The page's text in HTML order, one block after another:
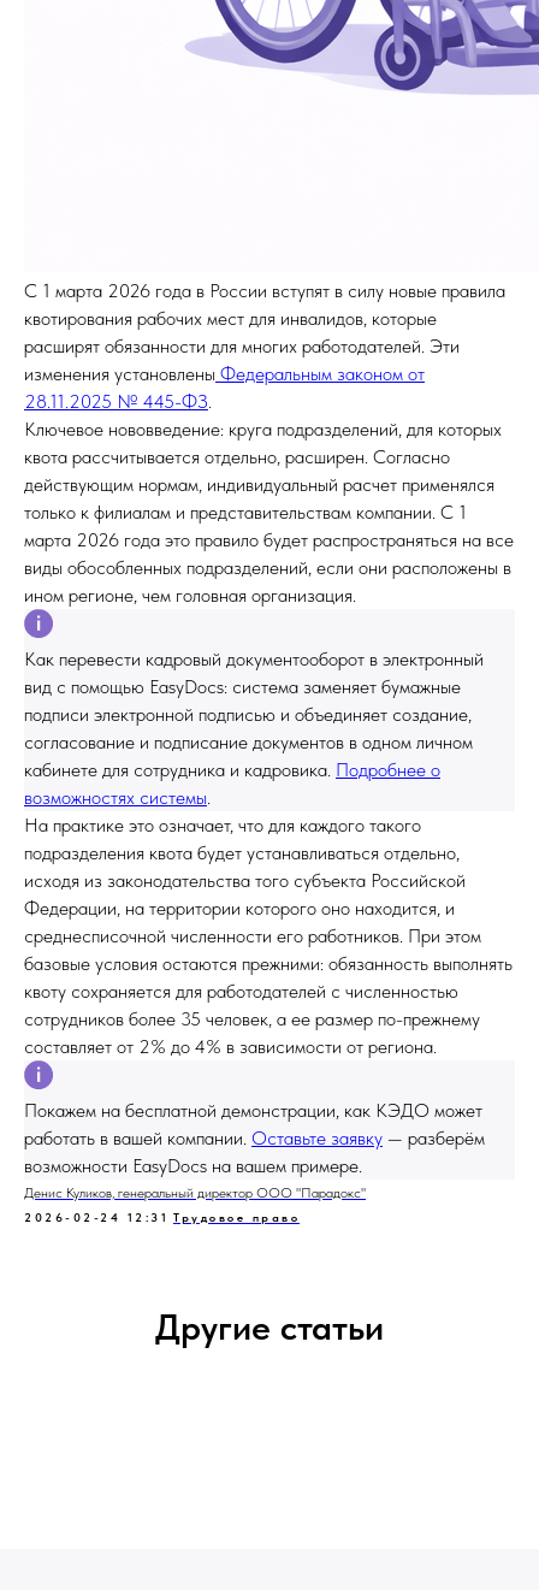
С 1 марта 2026 года в России вступят в силу новые правила
квотирования рабочих мест для инвалидов, которые
расширят обязанности для многих работодателей. Эти
изменения установлены Федеральным законом от
28.11.2025 № 445-ФЗ.
Ключевое нововведение: круга подразделений, для которых
квота рассчитывается отдельно, расширен. Согласно
действующим нормам, индивидуальный расчет применялся
только к филиалам и представительствам компании. С 1
марта 2026 года это правило будет распространяться на все
виды обособленных подразделений, если они расположены в
ином регионе, чем головная организация.
Как перевести кадровый документооборот в электронный
вид с помощью EasyDocs: система заменяет бумажные
подписи электронной подписью и объединяет создание,
согласование и подписание документов в одном личном
кабинете для сотрудника и кадровика. Подробнее о
возможностях системы.
На практике это означает, что для каждого такого
подразделения квота будет устанавливаться отдельно,
исходя из законодательства того субъекта Российской
Федерации, на территории которого оно находится, и
среднесписочной численности его работников. При этом
базовые условия остаются прежними: обязанность выполнять
квоту сохраняется для работодателей с численностью
сотрудников более 35 человек, а ее размер по-прежнему
составляет от 2% до 4% в зависимости от региона.
Покажем на бесплатной демонстрации, как КЭДО может
работать в вашей компании. Оставьте заявку — разберём
возможности EasyDocs на вашем примере.
Денис Куликов, генеральный директор ООО "Парадокс"
2026-02-24 12:31 Трудовое право
Другие статьи